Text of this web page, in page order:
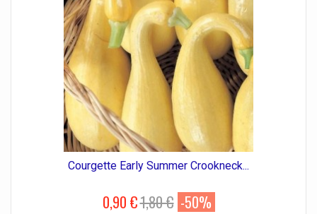
Courgette Early Summer Crookneck...
0,90 €1,80 € -50%